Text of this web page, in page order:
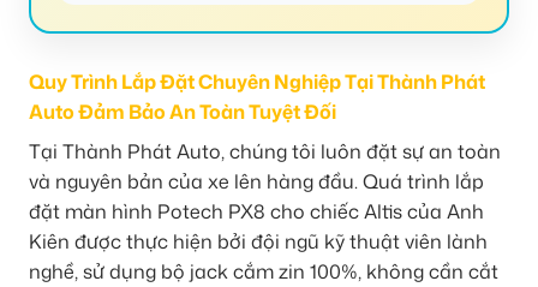
Quy Trình Lắp Đặt Chuyên Nghiệp Tại Thành Phát
Auto Đảm Bảo An Toàn Tuyệt Đối
Tại Thành Phát Auto, chúng tôi luôn đặt sự an toàn
và nguyên bản của xe lên hàng đầu. Quá trình lắp
đặt màn hình Potech PX8 cho chiếc Altis của Anh
Kiên được thực hiện bởi đội ngũ kỹ thuật viên lành
nghề, sử dụng bộ jack cắm zin 100%, không cần cắt